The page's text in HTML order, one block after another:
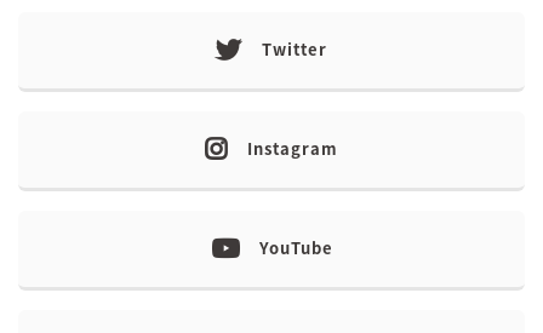
Twitter
Instagram
YouTube